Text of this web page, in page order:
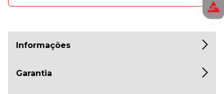
Informações
Garantia